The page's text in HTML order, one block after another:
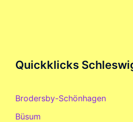
Quickklicks
Brodersby-Schönhagen
Büsum